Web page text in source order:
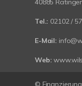
40885
Tel.: 02102 /
E-Mail:
Web:
©